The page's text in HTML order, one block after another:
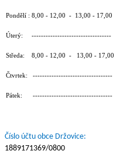
Pondělí : 8,00 - 12,00 - 13,00 - 17,00
Úterý: ----------------------------------
Středa: 8,00 - 12,00 - 13,00 - 17,00
Čtvrtek: ----------------------------------
Pátek: ----------------------------------
Číslo účtu obce Držovice:
1889171369/0800